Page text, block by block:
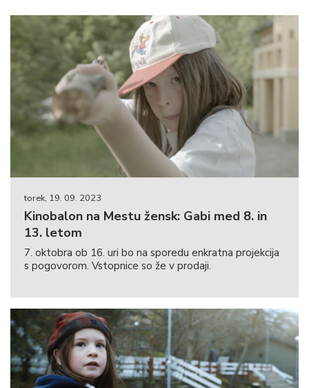
torek, 19. 09. 2023
Kinobalon na Mestu žensk: Gabi med 8. in
13. letom
7. oktobra ob 16. uri bo na sporedu enkratna projekcija
s pogovorom. Vstopnice so že v prodaji.